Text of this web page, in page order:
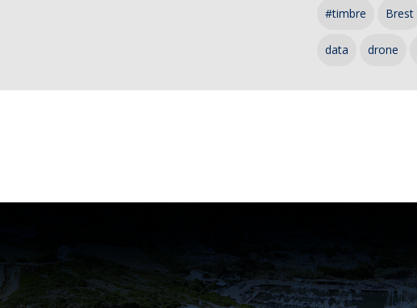
#timbre Brest
data drone